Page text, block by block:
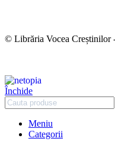
© Librăria Vocea Creștinilor
Închide
Meniu
Categorii